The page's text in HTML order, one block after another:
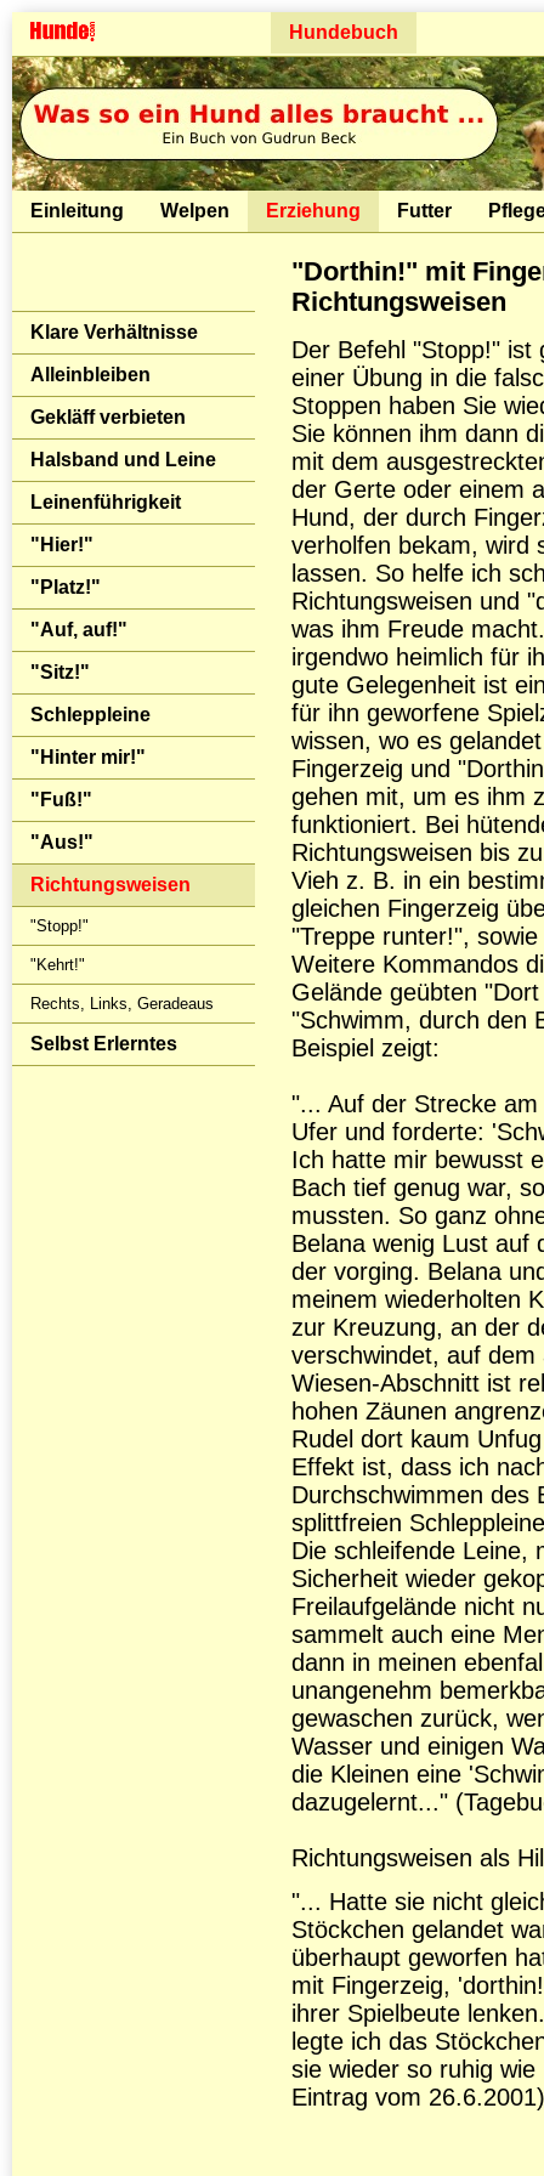
Hundebuch
Einleitung Welpen Erziehung Futter
Klare Verhältnisse
Alleinbleiben
Gekläff verbieten
Halsband und Leine
Leinenführigkeit
"Hier!"
"Platz!"
"Auf, auf!"
"Sitz!"
Schleppleine
"Hinter mir!"
"Fuß!"
"Aus!"
Richtungsweisen
"Stopp!"
"Kehrt!"
Rechts, Links, Geradeaus
Selbst Erlerntes
"Dorthin!" mit
Richtungsweisen
Der Befehl "Stopp!" ist
einer Übung in die
Stoppen haben Sie
Sie können ihm dann
mit dem
der Gerte oder einem
Hund, der durch
verholfen bekam, wird
lassen. So helfe ich
Richtungsweisen und
was ihm Freude
irgendwo heimlich für
gute Gelegenheit ist
für ihn geworfene
wissen, wo es
Fingerzeig und
gehen mit, um es ihm
funktioniert. Bei
Richtungsweisen bis
Vieh z. B. in ein
gleichen Fingerzeig
"Treppe runter!",
Weitere Kommandos
Gelände geübten
"Schwimm, durch den
Beispiel zeigt:
"... Auf der Strecke
Ufer und forderte:
Ich hatte mir bewusst
Bach tief genug war,
mussten. So ganz
Belana wenig Lust auf
der vorging. Belana
meinem wiederholten
zur Kreuzung, an der
verschwindet, auf
Wiesen-Abschnitt ist
hohen Zäunen
Rudel dort kaum
Effekt ist, dass ich
Durchschwimmen des
splittfreien
Die schleifende Leine,
Sicherheit wieder
Freilaufgelände nicht
sammelt auch eine
dann in meinen
unangenehm
gewaschen zurück,
Wasser und einigen
die Kleinen eine
dazugelernt..."
Richtungsweisen als
"... Hatte sie nicht
Stöckchen gelandet
überhaupt geworfen
mit Fingerzeig,
ihrer Spielbeute
legte ich das
sie wieder so ruhig
Eintrag vom 26.6.2001)